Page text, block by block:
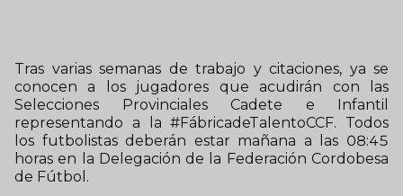
Tras varias semanas de trabajo y citaciones, ya se
conocen a los jugadores que acudirán con las
Selecciones Provinciales Cadete e Infantil
representando a la #FábricadeTalentoCCF. Todos
los futbolistas deberán estar mañana a las 08:45
horas en la Delegación de la Federación Cordobesa
de Fútbol.